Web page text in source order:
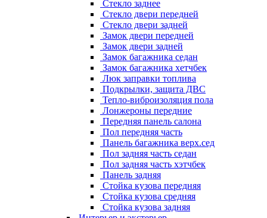
Стекло заднее
Стекло двери передней
Стекло двери задней
Замок двери передней
Замок двери задней
Замок багажника седан
Замок багажника хетчбек
Люк заправки топлива
Подкрылки, защита ДВС
Тепло-виброизоляция пола
Лонжероны передние
Передняя панель салона
Пол передняя часть
Панель багажника верх.сед
Пол задняя часть седан
Пол задняя часть хэтчбек
Панель задняя
Стойка кузова передняя
Стойка кузова средняя
Стойка кузова задняя